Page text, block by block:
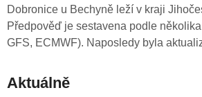
Dobronice u Bechyně leží v kraji
Předpověď je sestavena podle
GFS, ECMWF). Naposledy byla
Aktuálně